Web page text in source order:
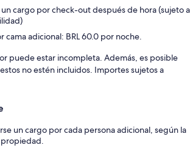
cargo por check-out después de hora (sujeto a
cama adicional: BRL 60.0 por noche.
puede estar incompleta. Además, es posible
no estén incluidos. Importes sujetos a
un cargo por cada persona adicional, según la